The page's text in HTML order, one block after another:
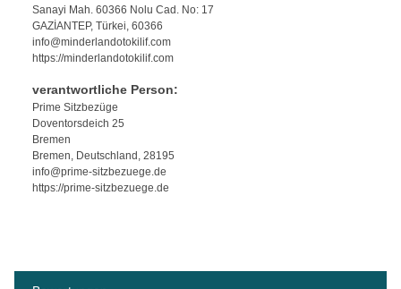
Sanayi Mah. 60366 Nolu Cad. No: 17
GAZİANTEP, Türkei, 60366
info@minderlandotokilif.com
https://minderlandotokilif.com
verantwortliche Person:
Prime Sitzbezüge
Doventorsdeich 25
Bremen
Bremen, Deutschland, 28195
info@prime-sitzbezuege.de
https://prime-sitzbezuege.de